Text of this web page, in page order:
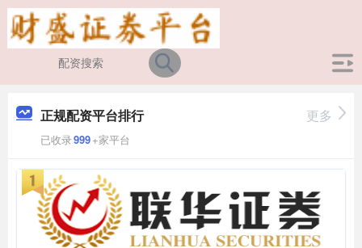
正规配资平台排行
已收录999+家平台
更多